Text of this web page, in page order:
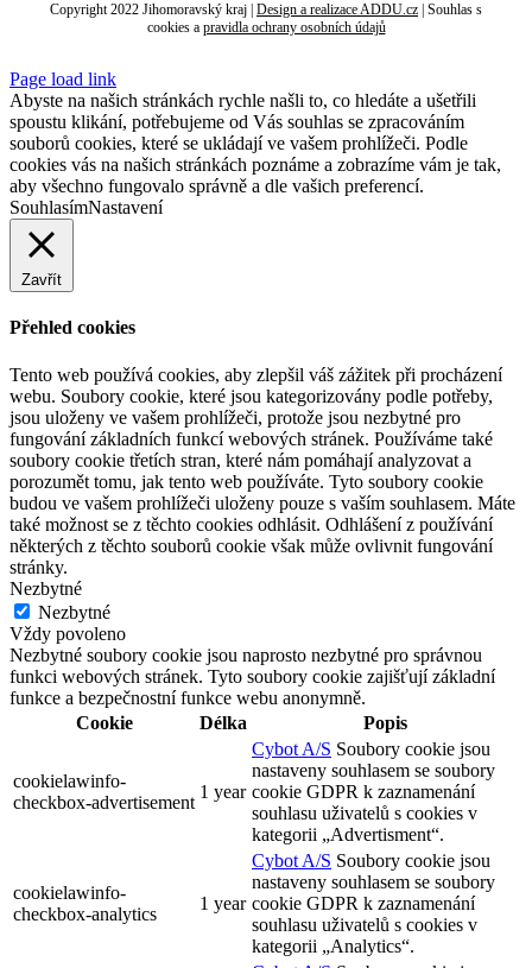
Copyright 2022 Jihomoravský kraj | Design a realizace ADDU.cz Souhlas s
cookiesa pravidla ochrany osobních údajů
Page load link
Abyste na našich stránkách rychle našli to, co hledáte a ušetřili
spoustu klikání, potřebujeme od Vás souhlas se zpracováním
souborů cookies, které se ukládají ve vašem prohlížeči. Podle
cookies vás na našich stránkách poznáme a zobrazíme vám je tak,
aby všechno fungovalo správně a dle vašich preferencí.
SouhlasímNastavení
Zavřít
Přehled cookies
Tento web používá cookies, aby zlepšil váš zážitek při procházení
webu. Soubory cookie, které jsou kategorizovány podle potřeby,
jsou uloženy ve vašem prohlížeči, protože jsou nezbytné pro
fungování základních funkcí webových stránek. Používáme také
soubory cookie třetích stran, které nám pomáhají analyzovat a
porozumět tomu, jak tento web používáte. Tyto soubory cookie
budou ve vašem prohlížeči uloženy pouze s vaším souhlasem. Máte
také možnost se z těchto cookies odhlásit. Odhlášení z používání
některých z těchto souborů cookie však může ovlivnit fungování
stránky.
Nezbytné
Nezbytné
Vždy povoleno
Nezbytné soubory cookie jsou naprosto nezbytné pro správnou
funkci webových stránek. Tyto soubory cookie zajišťují základní
funkce a bezpečnostní funkce webu anonymně.
Cookie
Délka Popis
cookielawinfo-
checkbox-advertisement
1 year
Cybot A/S Soubory cookie jsou
nastaveny souhlasem se soubory
cookie GDPR k zaznamenání
souhlasu uživatelů s cookies v
kategorii „Advertisment“.
cookielawinfo-
checkbox-analytics
1 year
Cybot A/S Soubory cookie jsou
nastaveny souhlasem se soubory
cookie GDPR k zaznamenání
souhlasu uživatelů s cookies v
kategorii „Analytics“.